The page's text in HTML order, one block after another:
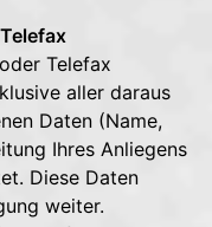
Telefax
aller daraus
Daten (Name,
Ihres Anliegens
Diese Daten
weiter.